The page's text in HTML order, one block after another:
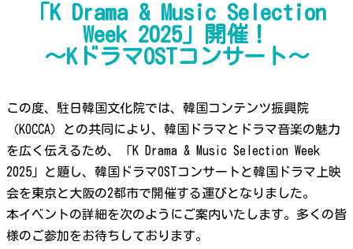
「K Drama & Music Selection
Week 2025」開催！
～KドラマOSTコンサート〜
この度、駐日韓国文化院では、韓国コンテンツ振興院
（KOCCA）との共同により、韓国ドラマとドラマ音楽の魅力
を広く伝えるため、「K Drama & Music Selection Week
2025」と題し、韓国ドラマOSTコンサートと韓国ドラマ上映
会を東京と大阪の2都市で開催する運びとなりました。
本イベントの詳細を次のようにご案内いたします。多くの皆
様のご参加をお待ちしております。